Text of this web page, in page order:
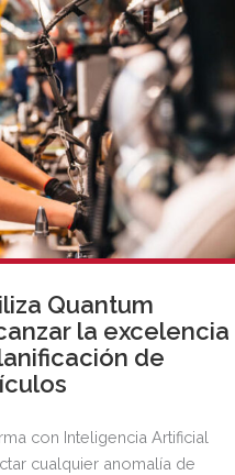
Quantum
la excelencia
de
con Inteligencia Artificial
cualquier anomalía de